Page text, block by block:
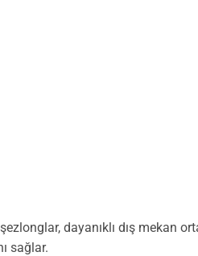
dayanıklı dış mekan
sağlar.